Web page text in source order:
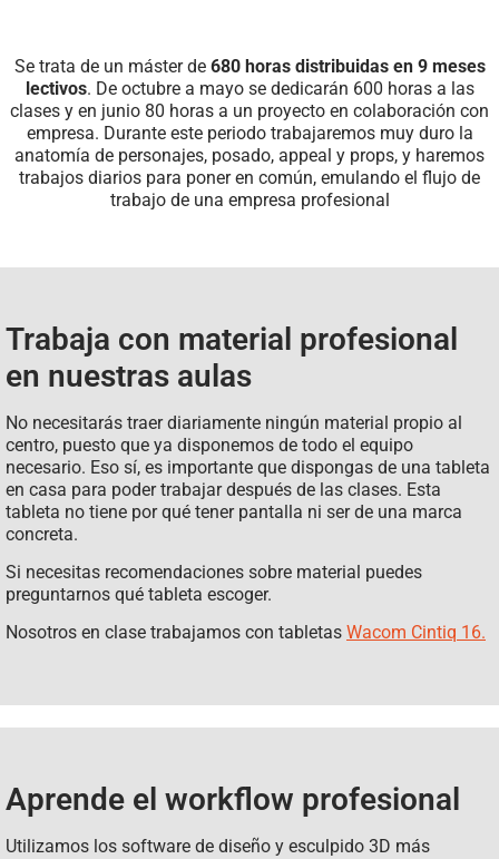
Se trata de un máster de 680 horas distribuidas en 9 meses
lectivos. De octubre a mayo se dedicarán 600 horas a las
clases y en junio 80 horas a un proyecto en colaboración con
empresa. Durante este periodo trabajaremos muy duro la
anatomía de personajes, posado, appeal y props, y haremos
trabajos diarios para poner en común, emulando el flujo de
trabajo de una empresa profesional
Trabaja con material profesional
en nuestras aulas
No necesitarás traer diariamente ningún material propio al
centro, puesto que ya disponemos de todo el equipo
necesario. Eso sí, es importante que dispongas de una tableta
en casa para poder trabajar después de las clases. Esta
tableta no tiene por qué tener pantalla ni ser de una marca
concreta.
Si necesitas recomendaciones sobre material puedes
preguntarnos qué tableta escoger.
Nosotros en clase trabajamos con tabletas Wacom Cintiq 16.
Aprende el workflow profesional
Utilizamos los software de diseño y esculpido 3D más